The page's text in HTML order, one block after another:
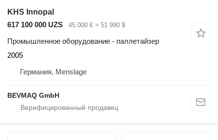
KHS Innopal
617 100 000 UZS
45 000 € ≈ 51 990 $
Промышленное оборудование - паллетайзер
2005
Германия, Menslage
BEVMAQ GmbH